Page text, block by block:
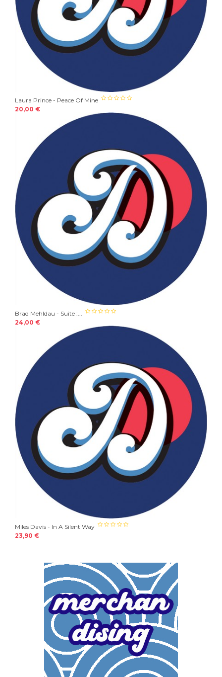
Laura Prince - Peace Of Mine
20,00 €
Brad Mehldau - Suite :...
24,00 €
Miles Davis - In A Silent Way
23,90 €